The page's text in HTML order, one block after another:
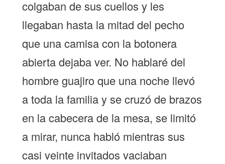
colgaban de sus cuellos y les
llegaban hasta la mitad del pecho
que una camisa con la botonera
abierta dejaba ver. No hablaré del
hombre guajiro que una noche llevó
a toda la familia y se cruzó de brazos
en la cabecera de la mesa, se limitó
a mirar, nunca habló mientras sus
casi veinte invitados vaciaban